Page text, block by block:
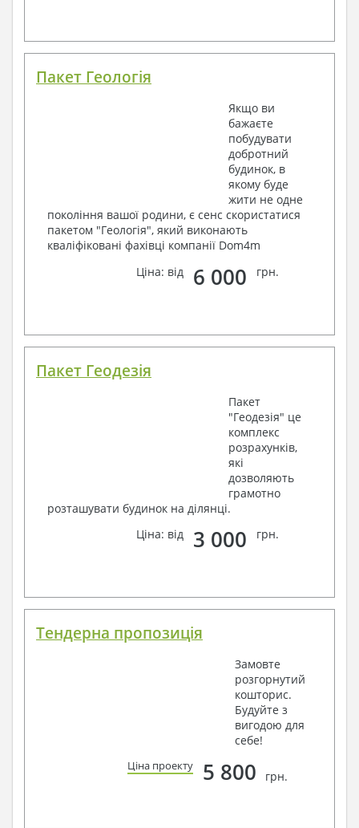
Пакет Геологія
Якщо ви
бажаєте
побудувати
добротний
будинок, в
якому буде
жити не одне
покоління вашої родини, є сенс скористатися
пакетом "Геологія", який виконають
кваліфіковані фахівці компанії Dom4m
Ціна: від
6 000 грн.
Пакет Геодезія
Пакет
"Геодезія" це
комплекс
розрахунків,
які
дозволяють
грамотно
розташувати будинок на ділянці.
Ціна: від
3 000 грн.
Тендерна пропозиція
Замовте
розгорнутий
кошторис.
Будуйте з
вигодою для
себе!
Ціна проекту 5 800 грн.